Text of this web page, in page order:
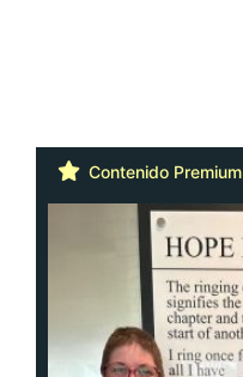
Contenido Premium